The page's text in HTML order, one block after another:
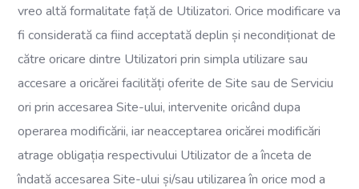
vreo altă formalitate față de Utilizatori. Orice modificare va
fi considerată ca fiind acceptată deplin și necondiționat de
către oricare dintre Utilizatori prin simpla utilizare sau
accesare a oricărei facilități oferite de Site sau de Serviciu
ori prin accesarea Site-ului, intervenite oricând dupa
operarea modificării, iar neacceptarea oricărei modificări
atrage obligația respectivului Utilizator de a înceta de
îndată accesarea Site-ului și/sau utilizarea în orice mod a